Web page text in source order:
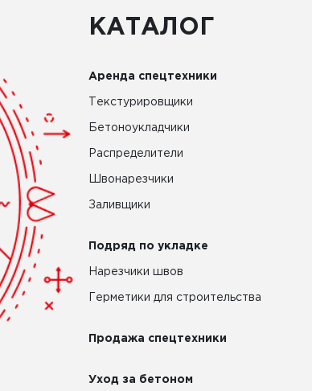
КАТАЛОГ
Аренда спецтехники
Текстурировщики
Бетоноукладчики
Распределители
Швонарезчики
Заливщики
Подряд по укладке
Нарезчики швов
Герметики для строительства
Продажа спецтехники
Уход за бетоном